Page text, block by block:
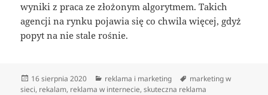
wyniki z praca ze złożonym algorytmem. Takich
agencji na rynku pojawia się co chwila więcej, gdyż
popyt na nie stale rośnie.
Data
publikacji
16 sierpnia 2020 Kategorie
reklama i marketing Tagi
marketing w
sieci, rekalam, reklama w internecie,skuteczna reklama